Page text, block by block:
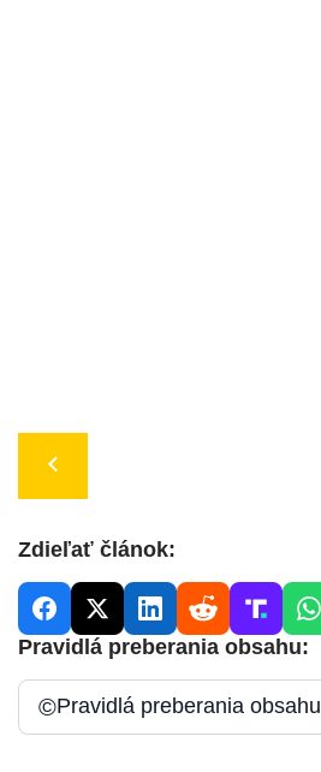
Zdieľať článok:
Pravidlá preberania obsahu:
©Pravidlá preberania obsahu